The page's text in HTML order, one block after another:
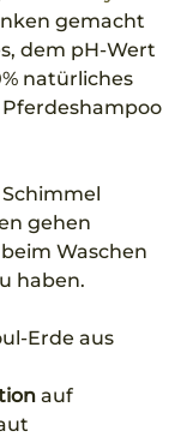
gemacht
dem pH-Wert
natürliches
Pferdeshampoo
gehen
Waschen
haben.
Erde aus
auf